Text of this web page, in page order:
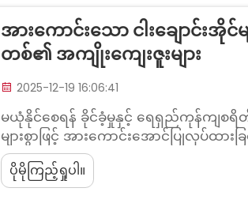
အားကောင်းသော ငါးချောင်း
တစ်၏ အကျိုးကျေးဇူးများ
2025-12-19 16:06:41
မယုံနိုင်စေရန် ခိုင်ခံ့မှုနှင့် ရေရှည်ကုန်ကျစ
များစွာဖြင့် အားကောင်းအောင်ပြုလု
အားကောင်းအောင်ပြုလုပ်ထားသော ငါးတွ
ဖွဲ့စည်းပုံနှင့် ထပ်ဖြည့်ထည့်သွင်းထားသော စ်
ဒါ...
ပိုမိုကြည့်ရှုပါ။